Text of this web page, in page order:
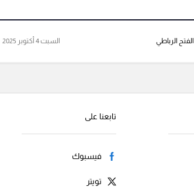
الفتح الرباطي السبت 4 أكتوبر 2025
تابعنا على
فيسبوك
تويتر